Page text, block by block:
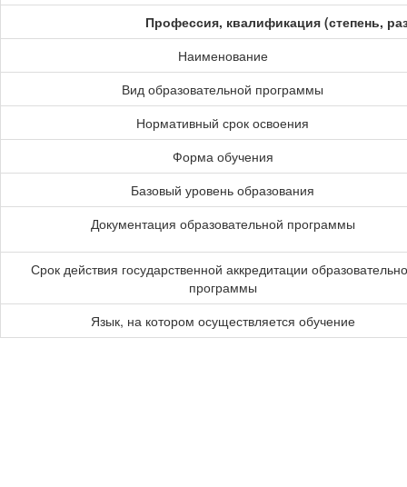
Профессия, квалификация (степень,
Наименование
Вид образовательной программы
Нормативный срок освоения
Форма обучения
Базовый уровень образования
Документация образовательной программы
Срок действия государственной аккредитации
программы
Язык, на котором осуществляется обучение